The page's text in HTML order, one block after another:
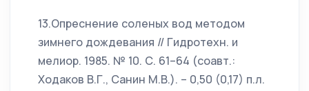
13.Опреснение соленых вод методом
зимнего дождевания // Гидротехн. и
мелиор. 1985. № 10. С. 61–64 (соавт.:
Ходаков В.Г., Санин М.В.). – 0,50 (0,17) п.л.